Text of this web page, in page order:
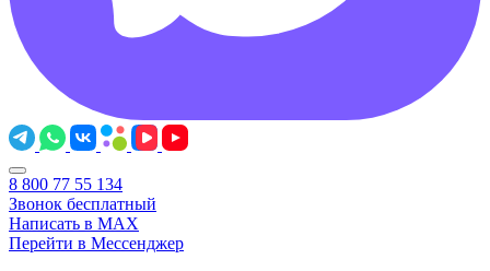
8 800 77 55 134
Звонок бесплатный
Написать в MAX
Перейти в Мессенджер